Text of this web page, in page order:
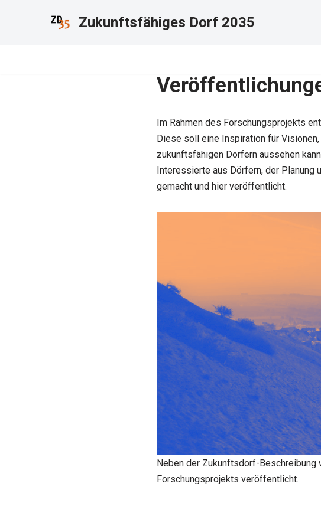
Zukunftsfähiges Dorf 2035
Im Rahmen des Forschungsprojekts
Diese soll eine Inspiration für
zukunftsfähigen Dörfern aussehen
Interessierte aus Dörfern, der Planung
gemacht und hier veröffentlicht.
Neben der Zukunftsdorf-
Forschungsprojekts veröffentlicht.